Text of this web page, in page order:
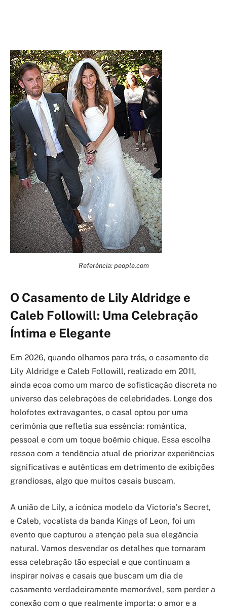
Referência: people.com
O Casamento de Lily Aldridge e
Caleb Followill: Uma Celebração
Íntima e Elegante
Em 2026, quando olhamos para trás, o casamento de
Lily Aldridge e Caleb Followill, realizado em 2011,
ainda ecoa como um marco de sofisticação discreta no
universo das celebrações de celebridades. Longe dos
holofotes extravagantes, o casal optou por uma
cerimônia que refletia sua essência: romântica,
pessoal e com um toque boêmio chique. Essa escolha
ressoa com a tendência atual de priorizar experiências
significativas e autênticas em detrimento de exibições
grandiosas, algo que muitos casais buscam.
A união de Lily, a icônica modelo da Victoria’s Secret,
e Caleb, vocalista da banda Kings of Leon, foi um
evento que capturou a atenção pela sua elegância
natural. Vamos desvendar os detalhes que tornaram
essa celebração tão especial e que continuam a
inspirar noivas e casais que buscam um dia de
casamento verdadeiramente memorável, sem perder a
conexão com o que realmente importa: o amor e a